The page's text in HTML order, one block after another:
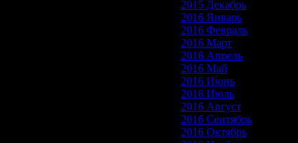
2015 Декабрь
2016 Январь
2016 Февраль
2016 Март
2016 Апрель
2016 Май
2016 Июнь
2016 Июль
2016 Август
2016 Сентябрь
2016 Октябрь